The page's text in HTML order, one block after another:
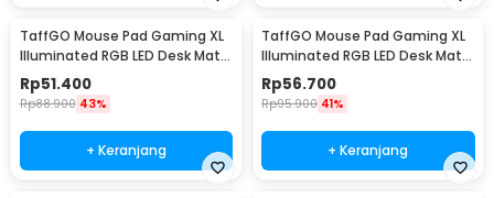
TaffGO Mouse Pad Gaming XL
Illuminated RGB LED Desk Mat
800x300x4mm GMS-WT5
Rp51.400
Rp88.900 43%
+ Keranjang
TaffGO Mouse Pad Gaming XL
Illuminated RGB LED Desk Mat
800x300x4mm RGB-04
Rp56.700
Rp95.900 41%
+ Keranjang